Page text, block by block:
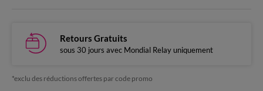
Retours Gratuits
sous 30 jours avec Mondial Relay uniquement
*exclu des réductions offertes par code promo